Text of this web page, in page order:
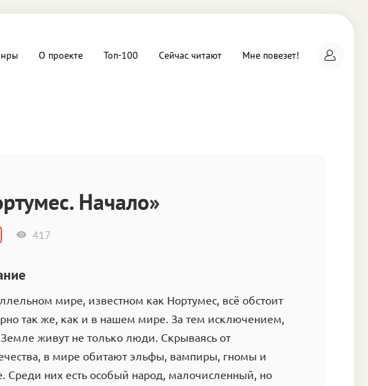
О проекте Топ-100 Сейчас читают Мне повезет!
Начало»
417
мире, известном как Нортумес, всё обстоит
так же, как и в нашем мире. За тем исключением,
Земле живут не только люди. Скрываясь от
в мире обитают эльфы, вампиры, гномы и
Среди них есть особый народ, малочисленный, но